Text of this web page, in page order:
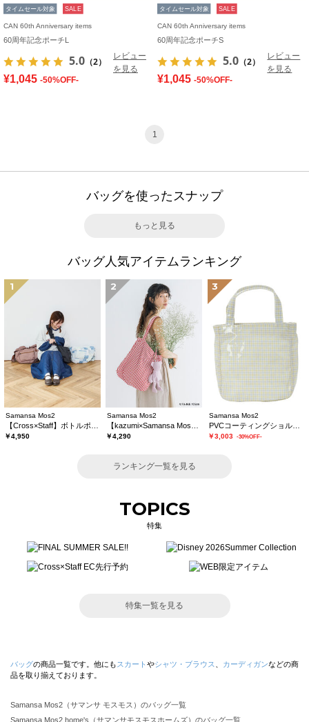
タイムセール対象 SALE
CAN 60th Anniversary items
60周年記念ポーチL
5.0 （2）
レビュー
を見る
¥1,045 -50%OFF-
タイムセール対象 SALE
CAN 60th Anniversary items
60周年記念ポーチS
5.0 （2）
レビュー
を見る
¥1,045 -50%OFF-
1
バッグを使ったスナップ
もっと見る
バッグ人気アイテムランキング
1
Samansa Mos2
￥4,950
2
Samansa Mos2
￥4,290
3
Samansa Mos2
PVCコーティングショルダーバッグ
￥3,003 -30%OFF-
ランキング一覧を見る
TOPICS
特集
特集一覧を見る
バッグの商品一覧です。他にも スカート やシャツ・ブラウス カーディガンなどの商
品を取り揃えております。
Samansa Mos2（サマンサ モスモス）のバッグ一覧
Samansa Mos2 home's（サマンサモスモスホームズ）のバッグ一覧